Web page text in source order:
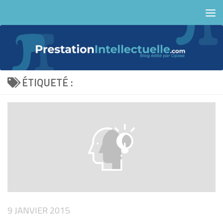
ÉTIQUETÉ :
9 JANVIER 2015